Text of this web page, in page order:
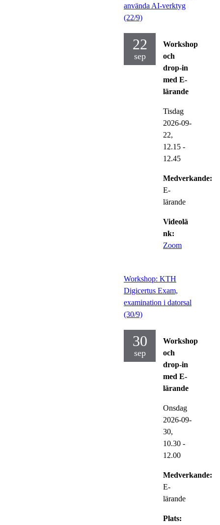
använda AI-verktyg
(22/9)
22
sep
Workshop
och
drop-in
med E-
lärande
Tisdag
2026-09-
22,
12.15 -
12.45
Medverkande:
E-
lärande
Videolä
nk:
Zoom
Workshop: KTH
Digicertus Exam,
examination i datorsal
(30/9)
30
sep
Workshop
och
drop-in
med E-
lärande
Onsdag
2026-09-
30,
10.30 -
12.00
Medverkande:
E-
lärande
Plats: